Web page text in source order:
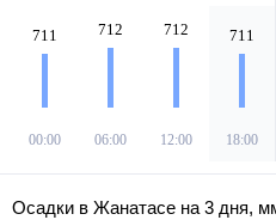
711
00:00
712
06:00
712
12:00
711
18:00
Осадки в Жанатасе на 3 дня, мм